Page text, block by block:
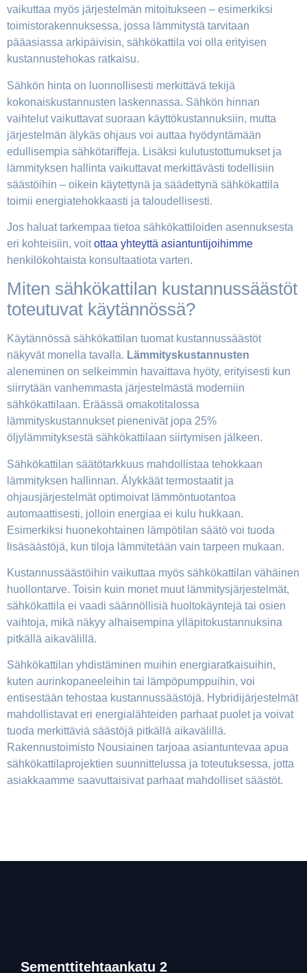
vaikuttaa myös järjestelmän mitoitukseen – esimerkiksi
toimistorakennuksessa, jossa lämmitystä tarvitaan
pääasiassa arkipäivisin, sähkökattila voi olla erityisen
kustannustehokas ratkaisu.
Sähkön hinta on luonnollisesti merkittävä tekijä
kokonaiskustannusten laskennassa. Sähkön hinnan
vaihtelut vaikuttavat suoraan käyttökustannuksiin, mutta
järjestelmän älykäs ohjaus voi auttaa hyödyntämään
edullisempia sähkötariffeja. Lisäksi kulutustottumukset ja
lämmityksen hallinta vaikuttavat merkittävästi todellisiin
säästöihin – oikein käytettynä ja säädettynä sähkökattila
toimii energiatehokkaasti ja taloudellisesti.
Jos haluat tarkempaa tietoa sähkökattiloiden asennuksesta
eri kohteisiin, voitottaa yhteyttä asiantuntijoihimme
henkilökohtaista konsultaatiota varten.
Miten sähkökattilan kustannussäästöt
toteutuvat käytännössä?
Käytännössä sähkökattilan tuomat kustannussäästöt
näkyvät monella tavalla. Lämmityskustannusten
aleneminen on selkeimmin havaittava hyöty, erityisesti kun
siirrytään vanhemmasta järjestelmästä moderniin
sähkökattilaan. Eräässä omakotitalossa
lämmityskustannukset pienenivät jopa 25%
öljylämmityksestä sähkökattilaan siirtymisen jälkeen.
Sähkökattilan säätötarkkuus mahdollistaa tehokkaan
lämmityksen hallinnan. Älykkäät termostaatit ja
ohjausjärjestelmät optimoivat lämmöntuotantoa
automaattisesti, jolloin energiaa ei kulu hukkaan.
Esimerkiksi huonekohtainen lämpötilan säätö voi tuoda
lisäsäästöjä, kun tiloja lämmitetään vain tarpeen mukaan.
Kustannussäästöihin vaikuttaa myös sähkökattilan vähäinen
huollontarve. Toisin kuin monet muut lämmitysjärjestelmät,
sähkökattila ei vaadi säännöllisiä huoltokäyntejä tai osien
vaihtoja, mikä näkyy alhaisempina ylläpitokustannuksina
pitkällä aikavälillä.
Sähkökattilan yhdistäminen muihin energiaratkaisuihin,
kuten aurinkopaneeleihin tai lämpöpumppuihin, voi
entisestään tehostaa kustannussäästöjä. Hybridijärjestelmät
mahdollistavat eri energialähteiden parhaat puolet ja voivat
tuoda merkittäviä säästöjä pitkällä aikavälillä.
Rakennustoimisto Nousiainen tarjoaa asiantuntevaa apua
sähkökattilaprojektien suunnittelussa ja toteutuksessa, jotta
asiakkaamme saavuttaisivat parhaat mahdolliset säästöt.
Sementtitehtaankatu 2